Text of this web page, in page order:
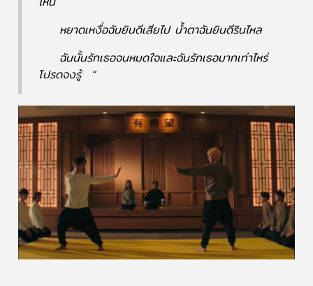
หยาดเหงื่อฉันยินดีเสียไป น้ำตาฉันยินดีรินไหล
ฉันนั้นรักเธอจนหมดใจและฉันรักเธอมากเท่าไหร่
โปรดจงรู้ “